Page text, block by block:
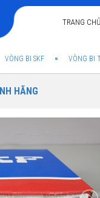
TRANG CHỦ
VÒNG BI SKF VÒNG BI
HÃNG